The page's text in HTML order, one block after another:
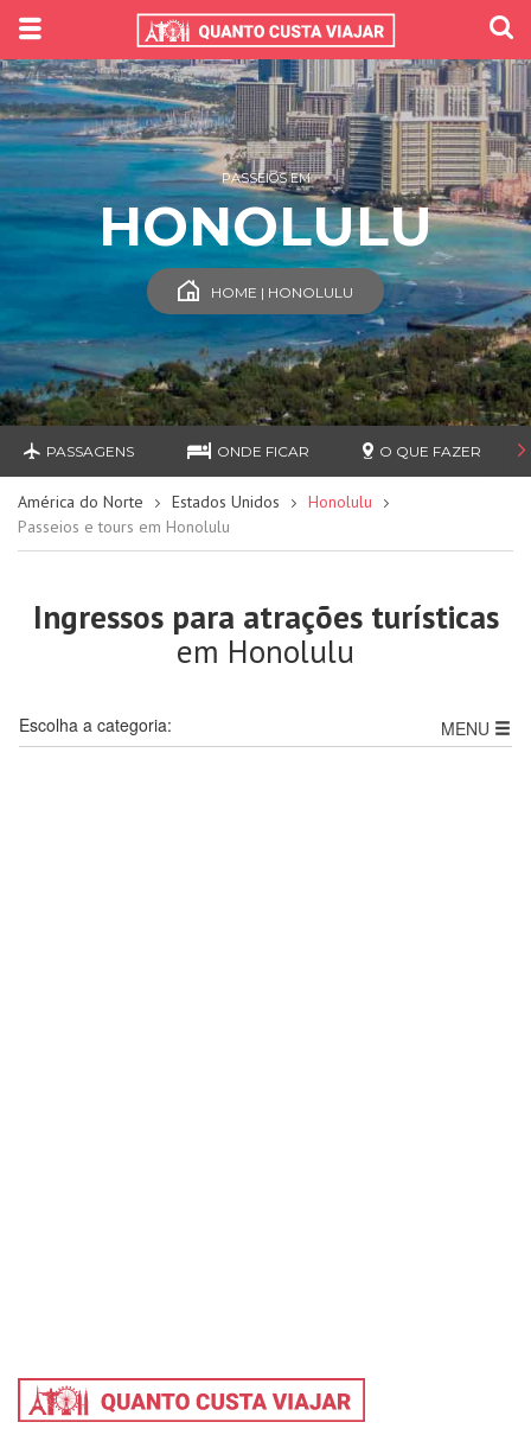
PASSEIOS EM
HONOLULU
HOME | HONOLULU
PASSAGENS ONDE FICAR O QUE FAZER
América do Norte Estados Unidos
Honolulu
Passeios e tours em Honolulu
Ingressos para atrações turísticas
em Honolulu
MENU
Escolha a categoria: